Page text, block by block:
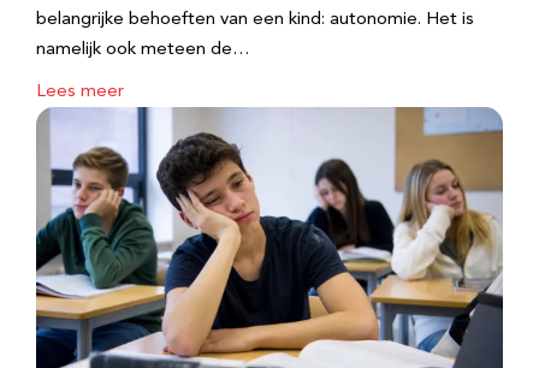
belangrijke behoeften van een kind: autonomie. Het is
namelijk ook meteen de…
Lees meer